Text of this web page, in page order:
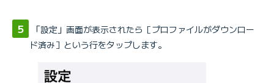
「設定」画面が表示されたら［プロファイルがダウンロー
ド済み］という行をタップします。